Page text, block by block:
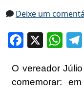
Deixe um
Facebook
X
O vereador
comemorar: